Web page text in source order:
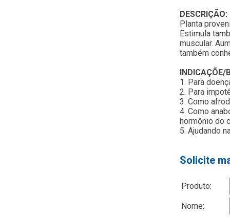
DESCRIÇÃO:
Planta
Estimula
muscular.
também
INDICAÇÕE/
1. Para
2. Para
3. Como
4. Como
hormônio do
5. Ajudando